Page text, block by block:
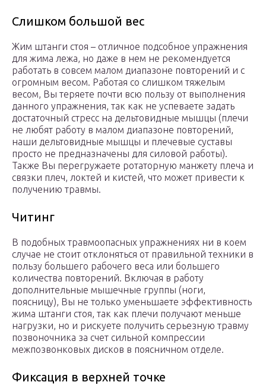
Слишком большой вес
Жим штанги стоя – отличное подсобное упражнения
для жима лежа, но даже в нем не рекомендуется
работать в совсем малом диапазоне повторений и с
огромным весом. Работая со слишком тяжелым
весом, Вы теряете почти всю пользу от выполнения
данного упражнения, так как не успеваете задать
достаточный стресс на дельтовидные мышцы (плечи
не любят работу в малом диапазоне повторений,
наши дельтовидные мышцы и плечевые суставы
просто не предназначены для силовой работы).
Также Вы перегружаете ротаторную манжету плеча и
связки плеч, локтей и кистей, что может привести к
получению травмы.
Читинг
В подобных травмоопасных упражнениях ни в коем
случае не стоит отклоняться от правильной техники в
пользу большего рабочего веса или большего
количества повторений. Включая в работу
дополнительные мышечные группы (ноги,
поясницу), Вы не только уменьшаете эффективность
жима штанги стоя, так как плечи получают меньше
нагрузки, но и рискуете получить серьезную травму
позвоночника за счет сильной компрессии
межпозвонковых дисков в поясничном отделе.
Фиксация в верхней точке